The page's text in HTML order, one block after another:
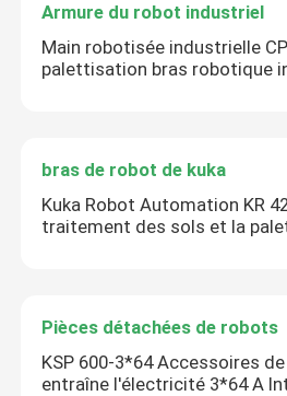
Bras chinois de robot
Un kit de bras robotisé
Le bras robot Kawasaki
Armure du robot industriel
Main robotisée industrielle
palettisation bras robotique
bras de robot de kuka
Kuka Robot Automation KR
traitement des sols et la
Pièces détachées de robots
KSP 600-3*64 Accessoires
entraîne l'électricité 3*64 A